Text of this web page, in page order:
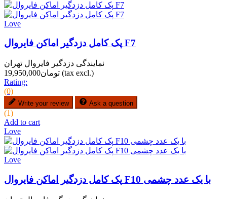
Love
پک کامل دزدگیر اماکن فایروال F7
نمایندگی دزدگیر فایروال تهران
تومان19,950,000 (tax excl.)
Rating:
(0)
Write your review Ask a question
(1)
Add to cart
Love
Love
پک کامل دزدگیر اماکن فایروال F10 با یک عدد چشمی